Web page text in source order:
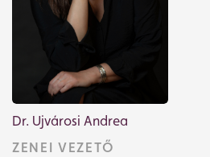
Dr. Ujvárosi Andrea
ZENEI VEZETŐ